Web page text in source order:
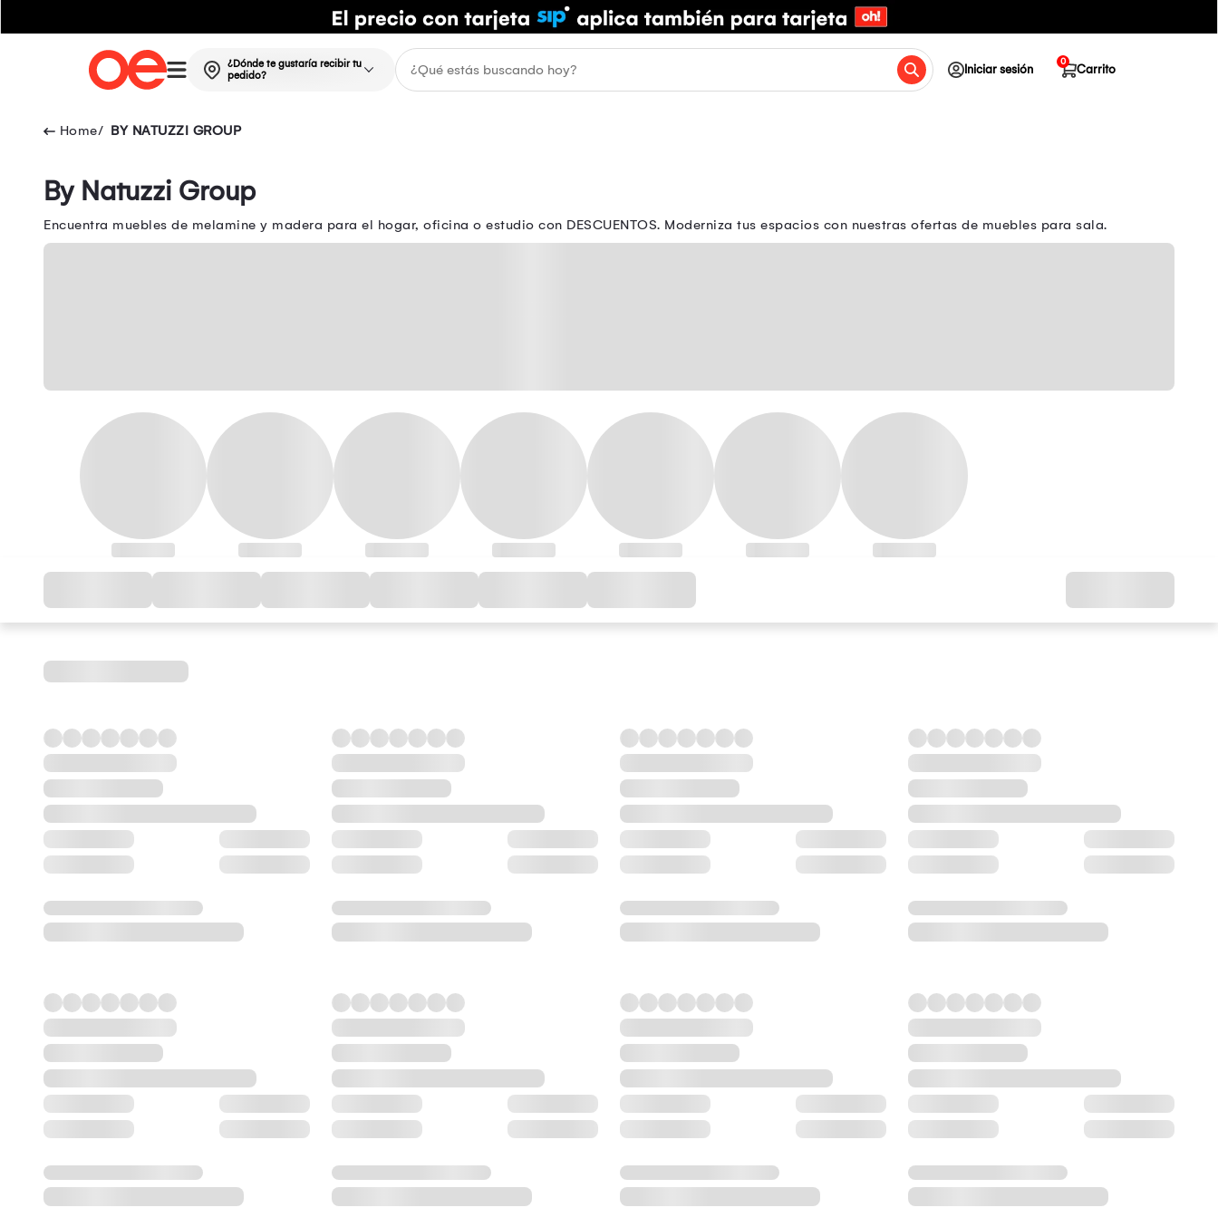
¿Dónde te gustaría recibir tu
pedido?
Iniciar sesión Carrito
0
BY NATUZZI GROUP
By Natuzzi Group
Encuentra muebles de melamine y madera para el hogar, oficina o estudio con DESCUENTOS. Moderniza tus espacios con nuestras ofertas de muebles para sala.